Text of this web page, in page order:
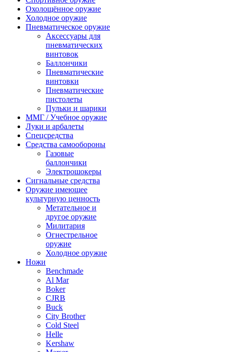
Охолощённое оружие
Холодное оружие
Пневматическое оружие
Аксессуары для
пневматических
винтовок
Баллончики
Пневматические
винтовки
Пневматические
пистолеты
Пульки и шарики
ММГ / Учебное оружие
Луки и арбалеты
Спецсредства
Средства самообороны
Газовые
баллончики
Электрошокеры
Сигнальные средства
Оружие имеющее
культурную ценность
Метательное и
другое оружие
Милитария
Огнестрельное
оружие
Холодное оружие
Ножи
Benchmade
Al Mar
Boker
CJRB
Buck
City Brother
Cold Steel
Helle
Kershaw